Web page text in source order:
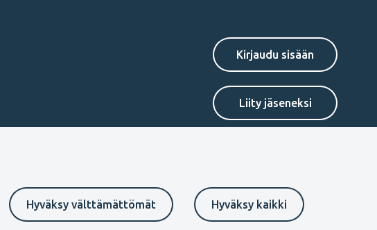
Hyväksy välttämättömät Hyväksy kaikki
Secondary
menu
Liity jäseneksi